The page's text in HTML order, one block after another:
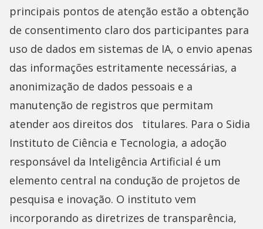
principais pontos de atenção estão a obtenção
de consentimento claro dos participantes para
uso de dados em sistemas de IA, o envio apenas
das informações estritamente necessárias, a
anonimização de dados pessoais e a
manutenção de registros que permitam
atender aos direitos dos titulares. Para o Sidia
Instituto de Ciência e Tecnologia, a adoção
responsável da Inteligência Artificial é um
elemento central na condução de projetos de
pesquisa e inovação. O instituto vem
incorporando as diretrizes de transparência,